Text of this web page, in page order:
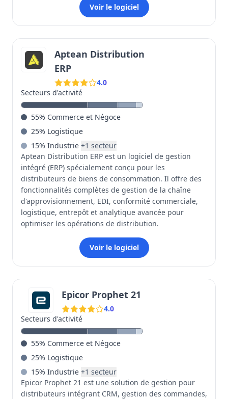
Voir le logiciel
Aptean Distribution
ERP
4.0
Secteurs d'activité
55% Commerce et Négoce
25% Logistique
15% Industrie +1 secteur
Aptean Distribution ERP est un logiciel de gestion
intégré (ERP) spécialement conçu pour les
distributeurs de biens de consommation. Il offre des
fonctionnalités complètes de gestion de la chaîne
d'approvisionnement, EDI, conformité commerciale,
logistique, entrepôt et analytique avancée pour
optimiser les opérations de distribution.
Voir le logiciel
Epicor Prophet 21
4.0
Secteurs d'activité
55% Commerce et Négoce
25% Logistique
15% Industrie +1 secteur
Epicor Prophet 21 est une solution de gestion pour
distributeurs intégrant CRM, gestion des commandes,